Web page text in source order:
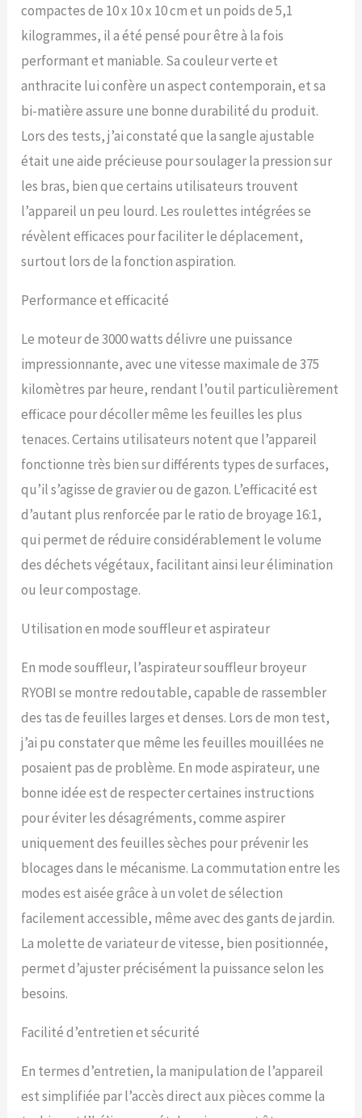
compactes de 10 x 10 x 10 cm et un poids de 5,1
kilogrammes, il a été pensé pour être à la fois
performant et maniable. Sa couleur verte et
anthracite lui confère un aspect contemporain, et sa
bi-matière assure une bonne durabilité du produit.
Lors des tests, j’ai constaté que la sangle ajustable
était une aide précieuse pour soulager la pression sur
les bras, bien que certains utilisateurs trouvent
l’appareil un peu lourd. Les roulettes intégrées se
révèlent efficaces pour faciliter le déplacement,
surtout lors de la fonction aspiration.
Performance et efficacité
Le moteur de 3000 watts délivre une puissance
impressionnante, avec une vitesse maximale de 375
kilomètres par heure, rendant l’outil particulièrement
efficace pour décoller même les feuilles les plus
tenaces. Certains utilisateurs notent que l’appareil
fonctionne très bien sur différents types de surfaces,
qu’il s’agisse de gravier ou de gazon. L’efficacité est
d’autant plus renforcée par le ratio de broyage 16:1,
qui permet de réduire considérablement le volume
des déchets végétaux, facilitant ainsi leur élimination
ou leur compostage.
Utilisation en mode souffleur et aspirateur
En mode souffleur, l’aspirateur souffleur broyeur
RYOBI se montre redoutable, capable de rassembler
des tas de feuilles larges et denses. Lors de mon test,
j’ai pu constater que même les feuilles mouillées ne
posaient pas de problème. En mode aspirateur, une
bonne idée est de respecter certaines instructions
pour éviter les désagréments, comme aspirer
uniquement des feuilles sèches pour prévenir les
blocages dans le mécanisme. La commutation entre les
modes est aisée grâce à un volet de sélection
facilement accessible, même avec des gants de jardin.
La molette de variateur de vitesse, bien positionnée,
permet d’ajuster précisément la puissance selon les
besoins.
Facilité d’entretien et sécurité
En termes d’entretien, la manipulation de l’appareil
est simplifiée par l’accès direct aux pièces comme la